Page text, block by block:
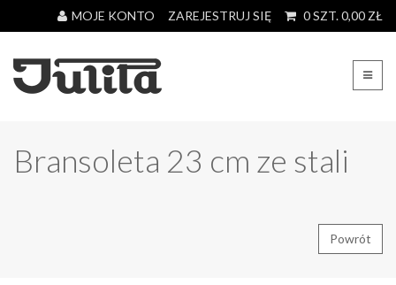
MOJE KONTO ZAREJESTRUJ SIĘ 0SZT.0,00 ZŁ
Bransoleta 23 cm ze stali
Powrót